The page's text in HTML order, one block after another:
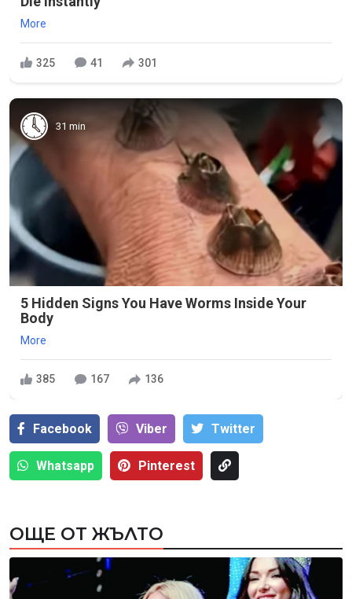
More
325 41 301
31 min
5 Hidden Signs You Have Worms Inside Your
Body
More
385 167 136
Facebook Viber Тwitter
Whatsapp Pinterest
ОЩЕ ОТ ЖЪЛТО